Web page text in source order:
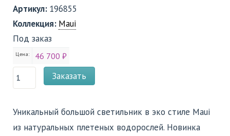
Артикул: 196855
Коллекция: Maui
Под заказ
Цена: 46 700 ₽
Заказать
Уникальный большой светильник в эко стиле Maui
из натуральных плетеных водорослей. Новинка